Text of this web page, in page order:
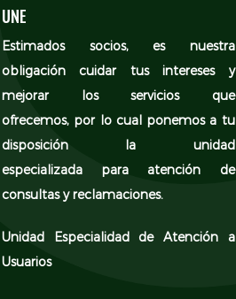
UNE
Estimados socios, es nuestra
obligación cuidar tus intereses y
mejorar los servicios que
ofrecemos, por lo cual ponemos a tu
disposición la unidad
especializada para atención de
consultas y reclamaciones.
Unidad Especialidad de Atención a
Usuarios